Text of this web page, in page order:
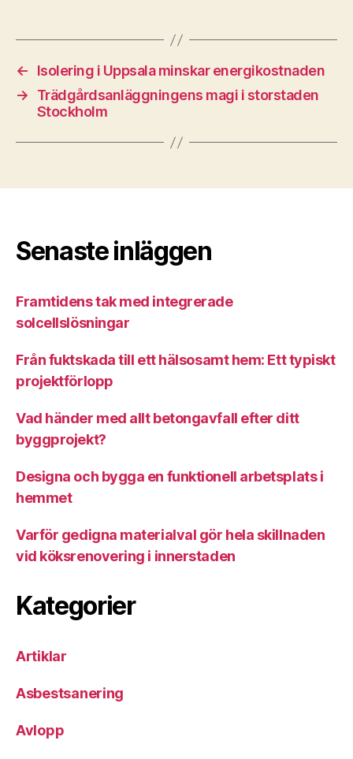
←
Isolering i Uppsala minskar energikostnaden
→
Trädgårdsanläggningens magi i storstaden
Stockholm
Senaste inläggen
Framtidens tak med integrerade
solcellslösningar
Från fuktskada till ett hälsosamt hem: Ett typiskt
projektförlopp
Vad händer med allt betongavfall efter ditt
byggprojekt?
Designa och bygga en funktionell arbetsplats i
hemmet
Varför gedigna materialval gör hela skillnaden
vid köksrenovering i innerstaden
Kategorier
Artiklar
Asbestsanering
Avlopp